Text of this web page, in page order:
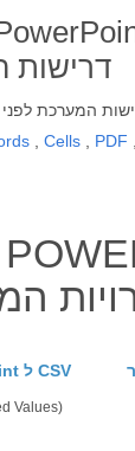
דרישות
Cells PDF
להמיר PowerPoint ל CSV
Values)